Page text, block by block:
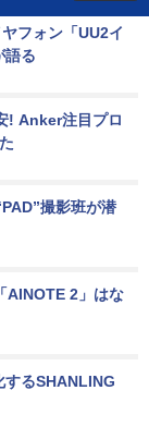
フォン「UU2イ
語る
! Anker注目プロ
撮影班が潜
AINOTE 2」はな
するSHANLING